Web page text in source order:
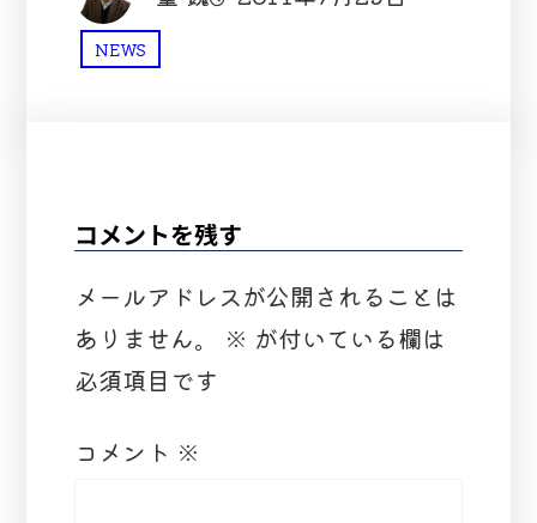
NEWS
コメントを残す
メールアドレスが公開されることは
ありません。
※ が付いている欄は
必須項目です
コメント ※